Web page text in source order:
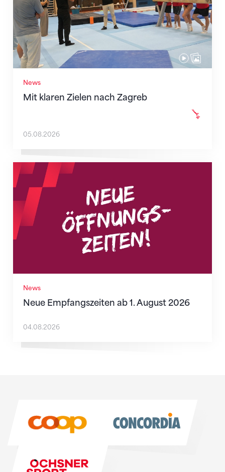
News
Mit klaren Zielen nach Zagreb
05.08.2026
News
Neue Empfangszeiten ab 1. August 2026
Neue Empfangszeiten ab 1. August 2026
04.08.2026